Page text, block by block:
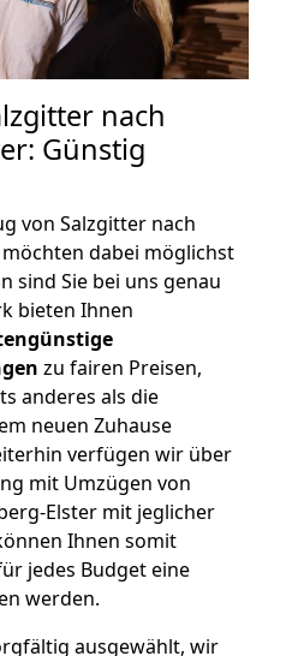
nach
Günstig
von Salzgitter nach
dabei möglichst
sind Sie bei uns genau
bieten Ihnen
zu fairen Preisen,
anderes als die
neuen Zuhause
verfügen wir über
mit Umzügen von
Elster mit jeglicher
Ihnen somit
jedes Budget eine
werden.
ausgewählt, wir